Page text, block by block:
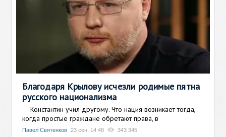
Благодаря Крылову исчезли родимые пятна
русского национализма
Константин учил другому. Что нация возникает тогда,
когда простые граждане обретают права, в
Павел Святенков 23 сен, 14:48 343 345